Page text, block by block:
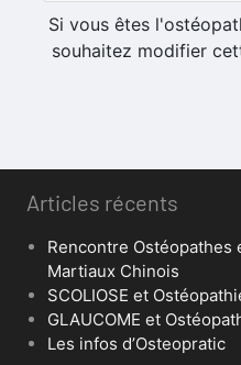
Si vous êtes
souhaitez modifier
Articles récents
Rencontre
Martiaux Chinois
SCOLIOSE et
GLAUCOME et
Les infos d’Osteopratic